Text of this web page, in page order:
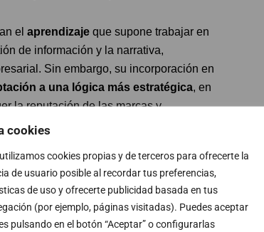
cookies
cookies propias y de terceros para ofrecerte la
de usuario posible al recordar tus preferencias,
de uso y ofrecerte publicidad basada en tus
(por ejemplo, páginas visitadas). Puedes aceptar
pulsando en el botón “Aceptar” o configurarlas
el aprendizaje que supone trabajar en
de información y la narrativa,
Sin embargo, su incorporación en
a una lógica más estratégica, en
la reputación de las marcas y
medios sigue siendo una ventaja
impacto en la opinión pública.
una marca?
periodística y los límites éticos de